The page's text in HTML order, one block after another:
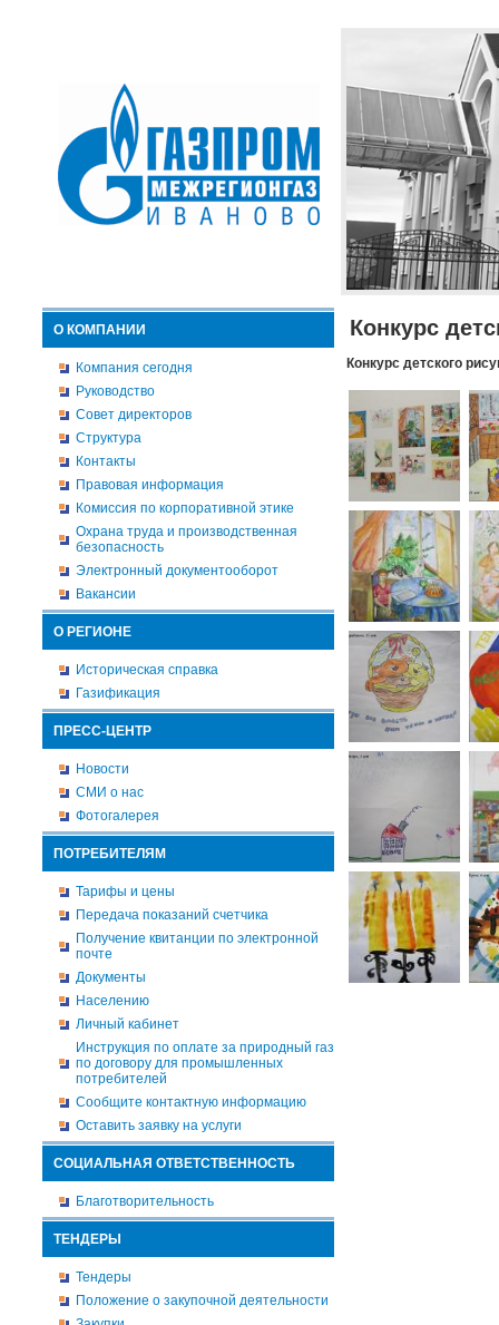
О КОМПАНИИ
Компания сегодня
Руководство
Совет директоров
Структура
Контакты
Правовая информация
Комиссия по корпоративной этике
Охрана труда и производственная
безопасность
Электронный документооборот
Вакансии
О РЕГИОНЕ
Историческая справка
Газификация
ПРЕСС-ЦЕНТР
Новости
СМИ о нас
Фотогалерея
ПОТРЕБИТЕЛЯМ
Тарифы и цены
Передача показаний счетчика
Получение квитанции по электронной
почте
Документы
Населению
Личный кабинет
Инструкция по оплате за природный газ
по договору для промышленных
потребителей
Сообщите контактную информацию
Оставить заявку на услуги
СОЦИАЛЬНАЯ ОТВЕТСТВЕННОСТЬ
Благотворительность
ТЕНДЕРЫ
Тендеры
Положение о закупочной деятельности
Конкурс
Конкурс детского